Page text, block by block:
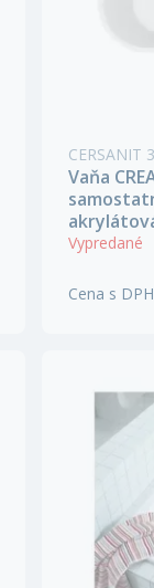
CERSANIT
Vaňa
a nôh
Vypredané
Cena s DPH